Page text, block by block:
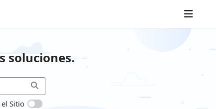
soluciones.
Sitio